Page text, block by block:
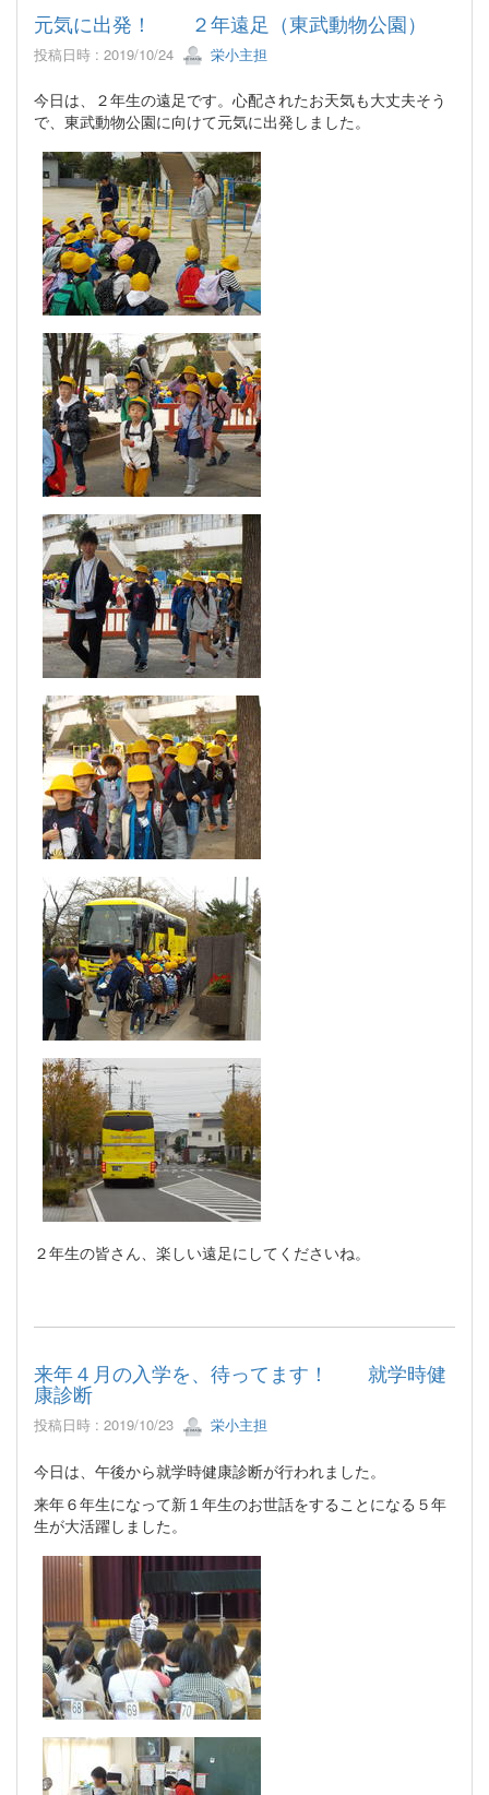
元気に出発！ ２年遠足（東武動物公園）
投稿日時 : 2019/10/24 栄小主担
今日は、２年生の遠足です。心配されたお天気も大丈夫そう
で、東武動物公園に向けて元気に出発しました。
２年生の皆さん、楽しい遠足にしてくださいね。
来年４月の入学を、待ってます！ 就学時健
康診断
投稿日時 : 2019/10/23 栄小主担
今日は、午後から就学時健康診断が行われました。
来年６年生になって新１年生のお世話をすることになる５年
生が大活躍しました。